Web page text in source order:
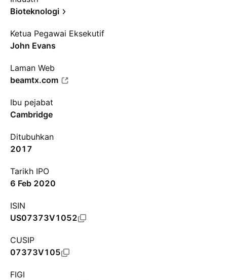
Bioteknologi
Ketua Pegawai Eksekutif
John Evans
Laman Web
beamtx.com
Ibu pejabat
Cambridge
Ditubuhkan
2017
Tarikh IPO
6 Feb 2020
ISIN
US07373V1052
CUSIP
07373V105
FIGI